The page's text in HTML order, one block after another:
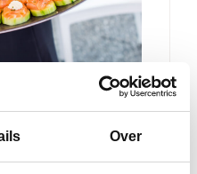
Over
catering